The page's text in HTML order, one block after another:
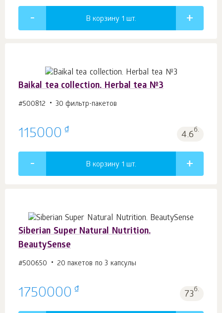
В корзину 1 шт.
Baikal tea collection. Herbal tea №3
#500812 30 фильтр-пакетов
115000 ₫ 4.6б.
В корзину 1 шт.
Siberian Super Natural Nutrition.
BeautySense
#500650 20 пакетов по 3 капсулы
1750000 ₫ 73б.